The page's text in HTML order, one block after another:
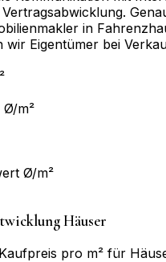
in
wir Eigentümer bei
Ø/m²
Ø/m²
Häuser
pro m² für